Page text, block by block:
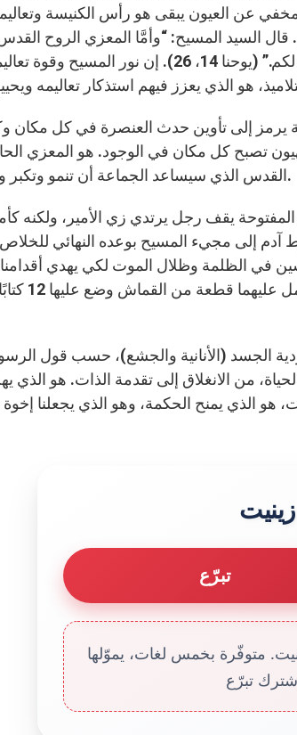
مخفي عن العيون يبقى هو رأس الكنيسة
قال السيد المسيح: “وأمَّا المعزي الروح
فهو يعلمكم كل شي ويذكركم بكل ما قلته لكم.” (يوحنا
تصبح كل مكان في الوجود. هو المعزي
القدس الذي سيساعد الجماعة أن تنمو وتكبر وتتفاعل مع معطيات الحاضر.
آدم إلى مجيء المسيح بوعده النهائي
79). يبسط
إلى الحياة، من الانغلاق إلى تقدمة الذات.
تبرّع
متوفّرة بخمس لغات، يموّلها
تبرّع